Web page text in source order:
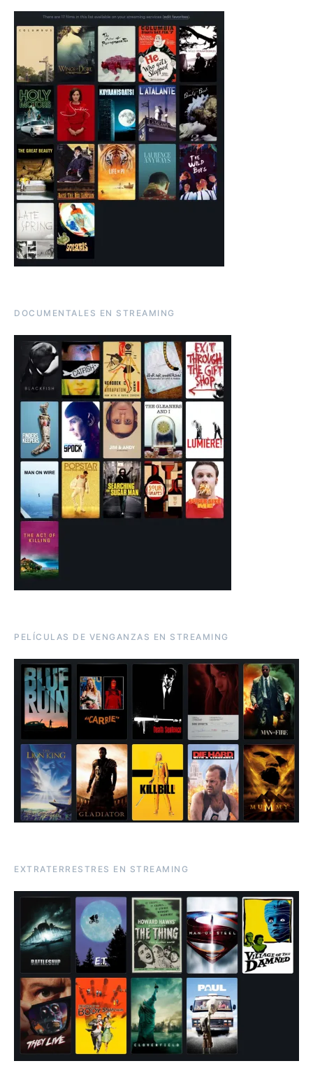
DOCUMENTALES EN STREAMING
PELÍCULAS DE VENGANZAS EN STREAMING
EXTRATERRESTRES EN STREAMING